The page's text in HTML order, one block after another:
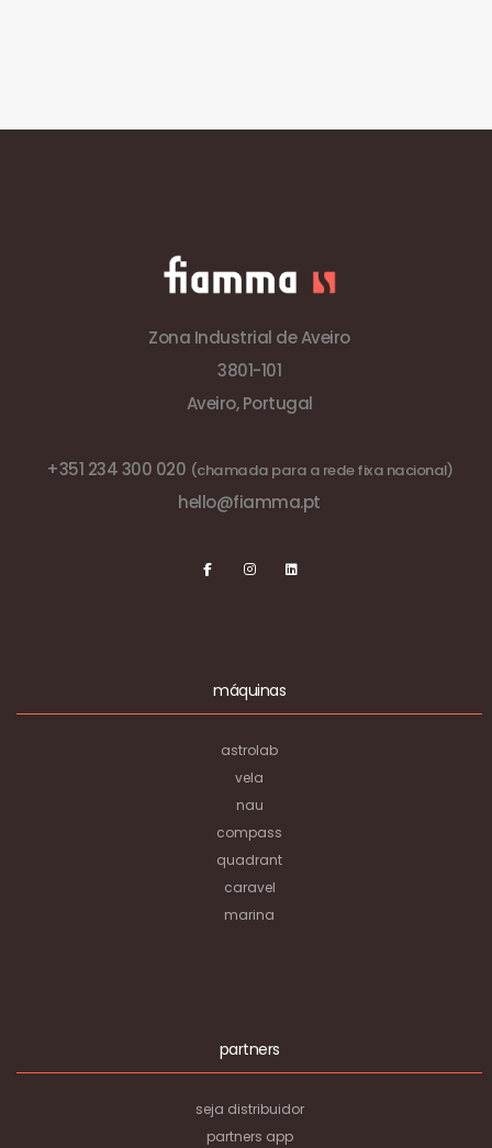
Zona Industrial de Aveiro
3801-101
Aveiro, Portugal
+351 234 300 020 (chamada para a rede fixa nacional)
hello@fiamma.pt
máquinas
astrolab
vela
nau
compass
quadrant
caravel
marina
partners
seja distribuidor
partners app